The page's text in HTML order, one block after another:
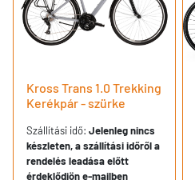
Kross Trans 1.0 Trekking
Kerékpár - szürke
Szállítási idő: Jelenleg nincs
készleten, a szállítási időről a
rendelés leadása előtt
érdeklődjön e-mailben